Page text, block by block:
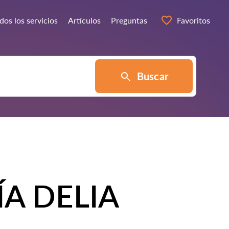
los servicios Artículos Preguntas Favoritos
Buscar
DELIA